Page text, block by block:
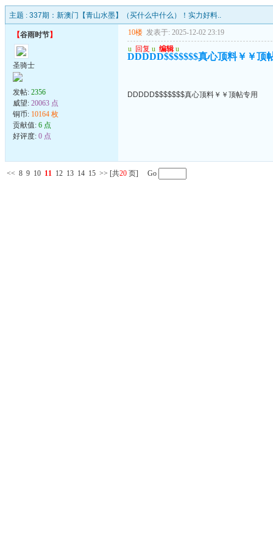
主题 : 337期：新澳门【青山水墨】（买什么中什么）！实力好料..
【谷雨时节】
圣骑士
发帖: 2356
威望: 20063 点
铜币: 10164 枚
贡献值: 6 点
好评度: 0 点
10楼 发表于: 2025-12-02 23:19
u 回复 u 编辑 u
DDDDD$$$$$$$真心顶料￥￥顶
DDDDD$$$$$$$真心顶料￥￥顶帖专用
<< 8 9 10 11 12 13 14 15 >> [共20 页] Go